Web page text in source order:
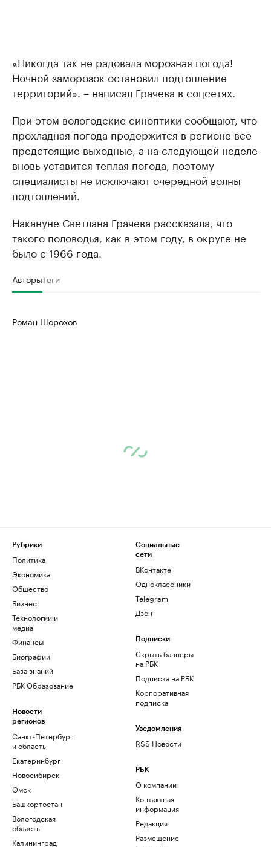
«Никогда так не радовала морозная погода!
Ночной заморозок остановил подтопление
территорий». – написал Грачева в соцсетях.
При этом вологодские синоптики сообщают, что
прохладная погода продержится в регионе все
предстоящие выходные, а на следующей неделе
вновь уставится теплая погода, поэтому
специалисты не исключают очередной волны
подтоплений.
Накануне Светлана Грачева рассказала, что
такого половодья, как в этом году, в округе не
было с 1966 года.
АвторыТеги
Роман Шорохов
Рубрики
Политика
Экономика
Общество
Бизнес
Технологии и
медиа
Финансы
Биографии
База знаний
РБК Образование
Новости
регионов
Санкт-Петербург
и область
Екатеринбург
Новосибирск
Омск
Башкортостан
Вологодская
область
Калининград
Социальные
сети
ВКонтакте
Одноклассники
Telegram
Дзен
Подписки
Скрыть баннеры
на РБК
Подписка на РБК
Корпоративная
подписка
Уведомления
RSS Новости
РБК
О компании
Контактная
информация
Редакция
Размещение